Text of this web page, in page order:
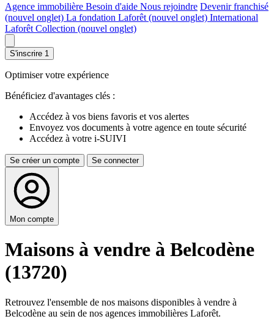
Agence immobilière Besoin d'aide Nous rejoindre Devenir franchisé
(nouvel onglet) La fondation Laforêt (nouvel onglet) International
Laforêt Collection (nouvel onglet)
S'inscrire 1
Optimiser votre expérience
Bénéficiez d'avantages clés :
Accédez à vos biens favoris et vos alertes
Envoyez vos documents à votre agence en toute sécurité
Accédez à votre i-SUIVI
Se créer un compte Se connecter
Mon compte
Maisons à vendre à Belcodène
(13720)
Retrouvez l'ensemble de nos maisons disponibles à vendre à
Belcodène au sein de nos agences immobilières Laforêt.